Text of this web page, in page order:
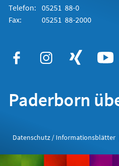
Telefon: 05251 88-0
Fax:
05251 88-2000
Paderborn
Datenschutz / Informationsblätter